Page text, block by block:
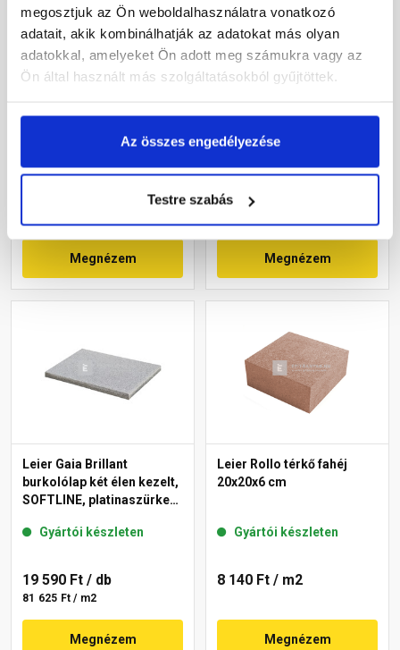
megosztjuk az Ön weboldalhasználatra vonatkozó
adatait, akik kombinálhatják az adatokat más olyan
adatokkal, amelyeket Ön adott meg számukra vagy az
Ön által használt más szolgáltatásokból gyűjtöttek.
Az összes engedélyezése
Testre szabás
Leier Quadro Térkő kocka
Gyártói készleten
Megnézem
Leier Mercato térkő
Gyártói készleten
8 600 Ft
Megnézem
Leier Gaia Brillant
burkolólap két élen kezelt,
SOFTLINE, platinaszürke
Gyártói készleten
19 590 Ft / db
81 625 Ft / m2
Megnézem
Leier Rollo térkő fahéj
20x20x6 cm
Gyártói készleten
8 140 Ft / m2
Megnézem